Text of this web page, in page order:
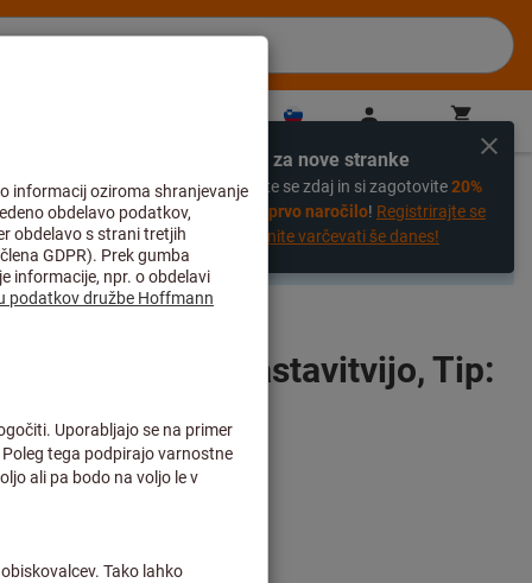
% Izključno za nove stranke
Registrirajte se zdaj in si zagotovite20%
popust na prvo naročilo! Registrirajte se
zdaj in začnite varčevati še danes!
dodatek.
stojalo s fino nastavitvijo, Tip: